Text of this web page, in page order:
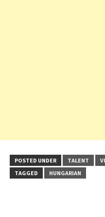
POSTED UNDER TALENT
TAGGED
HUNGARIAN